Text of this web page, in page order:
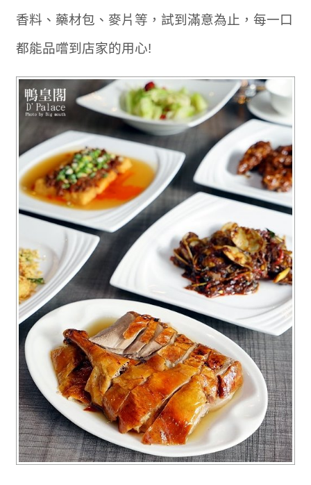
香料、藥材包、麥片等，試到滿意為止，每一口
都能品嚐到店家的用心!